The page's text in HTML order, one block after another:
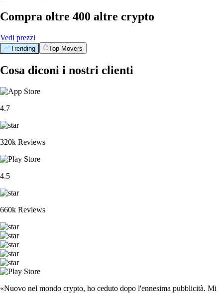
Compra oltre 400 altre crypto
Vedi prezzi
Trending Top Movers
Cosa diconi i nostri clienti
4.7
320k Reviews
4.5
660k Reviews
«Nuovo nel mondo crypto, ho ceduto dopo l'ennesima pubblicità. Mi